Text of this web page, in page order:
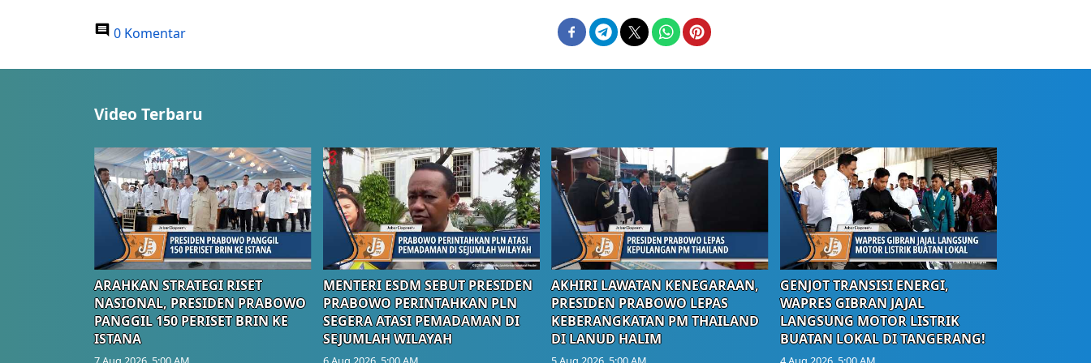
0 Komentar
Video Terbaru
ARAHKAN STRATEGI RISET
NASIONAL, PRESIDEN PRABOWO
PANGGIL 150 PERISET BRIN KE
ISTANA
MENTERI ESDM SEBUT PRESIDEN
PRABOWO PERINTAHKAN PLN
SEGERA ATASI PEMADAMAN DI
SEJUMLAH WILAYAH
AKHIRI LAWATAN KENEGARAAN,
PRESIDEN PRABOWO LEPAS
KEBERANGKATAN PM THAILAND
DI LANUD HALIM
GENJOT TRANSISI ENERGI,
WAPRES GIBRAN JAJAL
LANGSUNG MOTOR LISTRIK
BUATAN LOKAL DI TANGERANG!